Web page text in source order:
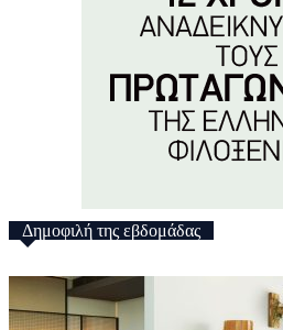
Δημοφιλή της εβδομάδας